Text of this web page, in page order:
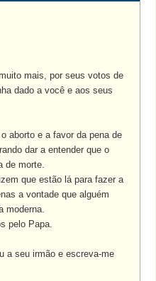
mais, por seus votos de
dado a você e aos seus
e a favor da pena de
dar a entender que o
de morte.
que estão lá para fazer a
a vontade que alguém
moderna.
pelo Papa.
seu irmão e escreva-me